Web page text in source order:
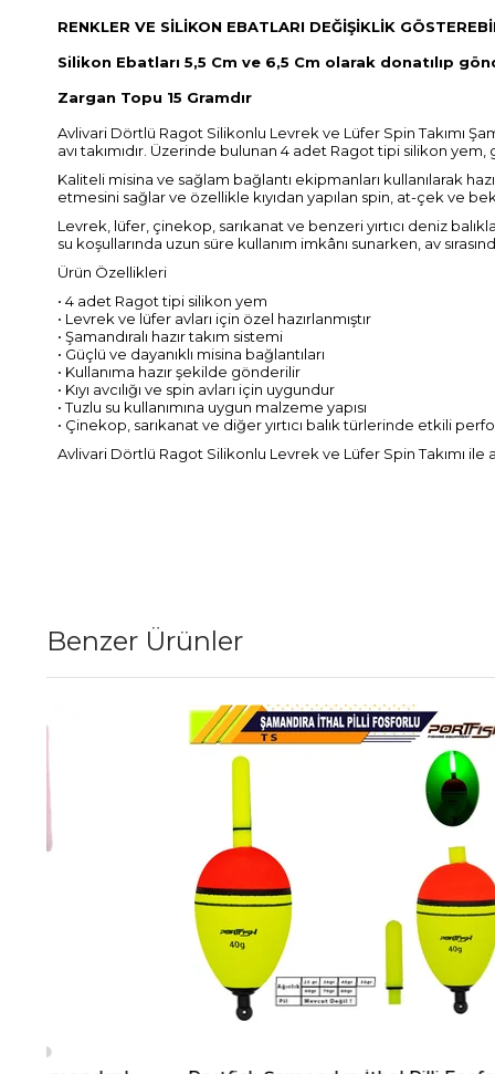
RENKLER VE SİLİKON EBATLARI DEĞİŞİKLİK
Silikon Ebatları 5,5 Cm ve 6,5 Cm olarak donatılıp
Zargan Topu 15 Gramdır
Avlivari Dörtlü Ragot Silikonlu Levrek ve Lüfer Spin Takımı
avı takımıdır. Üzerinde bulunan 4 adet Ragot tipi silikon
Kaliteli misina ve sağlam bağlantı ekipmanları kullanılarak
etmesini sağlar ve özellikle kıyıdan yapılan spin, at-çek ve
Levrek, lüfer, çinekop, sarıkanat ve benzeri yırtıcı deniz
su koşullarında uzun süre kullanım imkânı sunarken, av
Ürün Özellikleri
• 4 adet Ragot tipi silikon yem
• Levrek ve lüfer avları için özel hazırlanmıştır
• Şamandıralı hazır takım sistemi
• Güçlü ve dayanıklı misina bağlantıları
• Kullanıma hazır şekilde gönderilir
• Kıyı avcılığı ve spin avları için uygundur
• Tuzlu su kullanımına uygun malzeme yapısı
• Çinekop, sarıkanat ve diğer yırtıcı balık türlerinde etkili
Avlivari Dörtlü Ragot Silikonlu Levrek ve Lüfer Spin Takımı
Benzer Ürünler